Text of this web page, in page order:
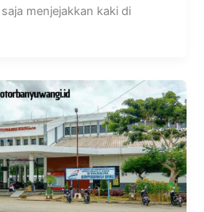
menjejakkan kaki di